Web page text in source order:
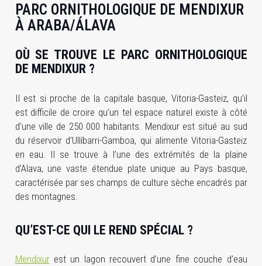
PARC ORNITHOLOGIQUE DE MENDIXUR
À ARABA/ÁLAVA
OÙ SE TROUVE LE PARC ORNITHOLOGIQUE
DE MENDIXUR ?
Il est si proche de la capitale basque, Vitoria-Gasteiz, qu’il
est difficile de croire qu’un tel espace naturel existe à côté
d’une ville de 250 000 habitants. Mendixur est situé au sud
du réservoir d’Ullíbarri-Gamboa, qui alimente Vitoria-Gasteiz
en eau. Il se trouve à l’une des extrémités de la plaine
d’Alava, une vaste étendue plate unique au Pays basque,
caractérisée par ses champs de culture sèche encadrés par
des montagnes.
QU’EST-CE QUI LE REND SPÉCIAL ?
Mendixurest un lagon recouvert d’une fine couche d’eau